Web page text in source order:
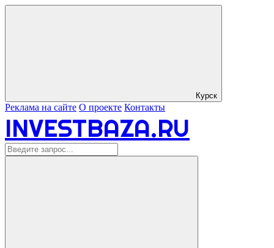
Курск
Реклама на сайте О проекте Контакты
INVESTBAZA.RU